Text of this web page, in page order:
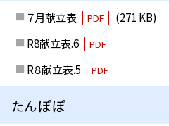
７月献立表 PDF
(271 KB)
R8献立表.6
PDF
R８献立表.5 PDF
たんぽぽ